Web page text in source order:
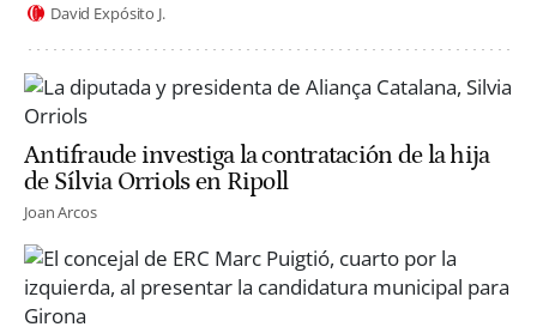
David Expósito J.
Antifraude investiga la contratación de la hija
de Sílvia Orriols en Ripoll
Joan Arcos